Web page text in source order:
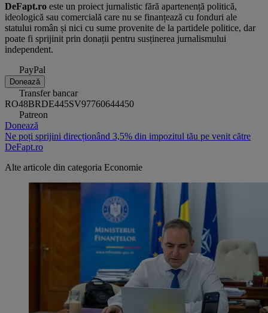
DeFapt.ro este un proiect jurnalistic fără apartenență politică,
ideologică sau comercială care nu se finanțează cu fonduri ale
statului român și nici cu sume provenite de la partidele politice, dar
poate fi sprijinit prin donații pentru susținerea jurnalismului
independent.
PayPal
Donează
Transfer bancar
RO48BRDE445SV97760644450
Patreon
Donează
Ne poți sprijini direcționând 3,5% din impozitul tău pe venit către
DeFapt.ro
Alte articole din categoria Economie